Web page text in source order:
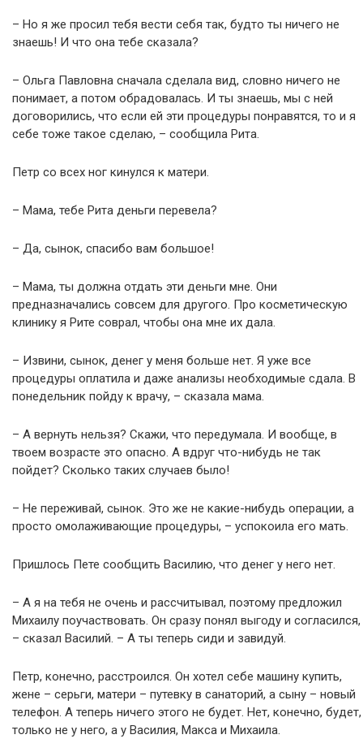
– Но я же просил тебя вести себя так, будто ты ничего не
знаешь! И что она тебе сказала?
– Ольга Павловна сначала сделала вид, словно ничего не
понимает, а потом обрадовалась. И ты знаешь, мы с ней
договорились, что если ей эти процедуры понравятся, то и я
себе тоже такое сделаю, – сообщила Рита.
Петр со всех ног кинулся к матери.
– Мама, тебе Рита деньги перевела?
– Да, сынок, спасибо вам большое!
– Мама, ты должна отдать эти деньги мне. Они
предназначались совсем для другого. Про косметическую
клинику я Рите соврал, чтобы она мне их дала.
– Извини, сынок, денег у меня больше нет. Я уже все
процедуры оплатила и даже анализы необходимые сдала. В
понедельник пойду к врачу, – сказала мама.
– А вернуть нельзя? Скажи, что передумала. И вообще, в
твоем возрасте это опасно. А вдруг что-нибудь не так
пойдет? Сколько таких случаев было!
– Не переживай, сынок. Это же не какие-нибудь операции, а
просто омолаживающие процедуры, – успокоила его мать.
Пришлось Пете сообщить Василию, что денег у него нет.
– А я на тебя не очень и рассчитывал, поэтому предложил
Михаилу поучаствовать. Он сразу понял выгоду и согласился,
– сказал Василий. – А ты теперь сиди и завидуй.
Петр, конечно, расстроился. Он хотел себе машину купить,
жене – серьги, матери – путевку в санаторий, а сыну – новый
телефон. А теперь ничего этого не будет. Нет, конечно, будет,
только не у него, а у Василия, Макса и Михаила.